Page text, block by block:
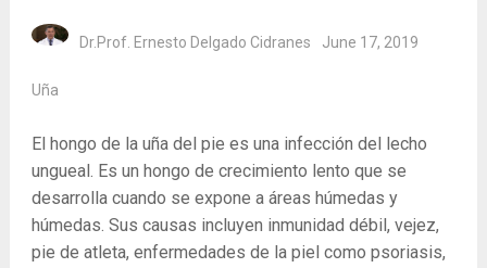
Dr.Prof. Ernesto Delgado Cidranes June 17, 2019
Uña
El hongo de la uña del pie es una infección del lecho
ungueal. Es un hongo de crecimiento lento que se
desarrolla cuando se expone a áreas húmedas y
húmedas. Sus causas incluyen inmunidad débil, vejez,
pie de atleta, enfermedades de la piel como psoriasis,